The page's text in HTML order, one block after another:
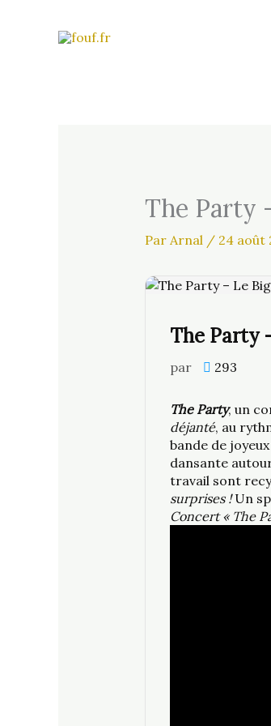
The Party
Par Arnal / 24 août
The Party
par 293
The Party, un
déjanté, au
bande de
dansante
travail sont
surprises !Un
Concert « The